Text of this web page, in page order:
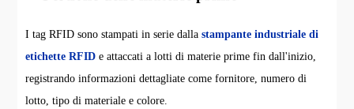
I tag RFID sono stampati in serie dallastampante industriale di
etichette RFID e attaccati a lotti di materie prime fin dall'inizio,
registrando informazioni dettagliate come fornitore, numero di
lotto, tipo di materiale e colore.